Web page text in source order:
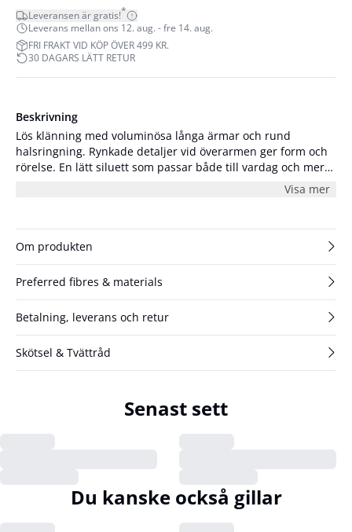
Leveransen är gratis!*
Leverans mellan ons 12. aug. - fre 14. aug.
FRI FRAKT VID KÖP ÖVER 499 KR.
30 DAGARS LÄTT RETUR
Beskrivning
Lös klänning med voluminösa långa ärmar och rund
halsringning. Rynkade detaljer vid överarmen ger form och
rörelse. En lätt siluett som passar både till vardag och mer
Visa mer
Om produkten
Preferred fibres & materials
Betalning, leverans och retur
Skötsel & Tvättråd
Senast sett
Du kanske också gillar